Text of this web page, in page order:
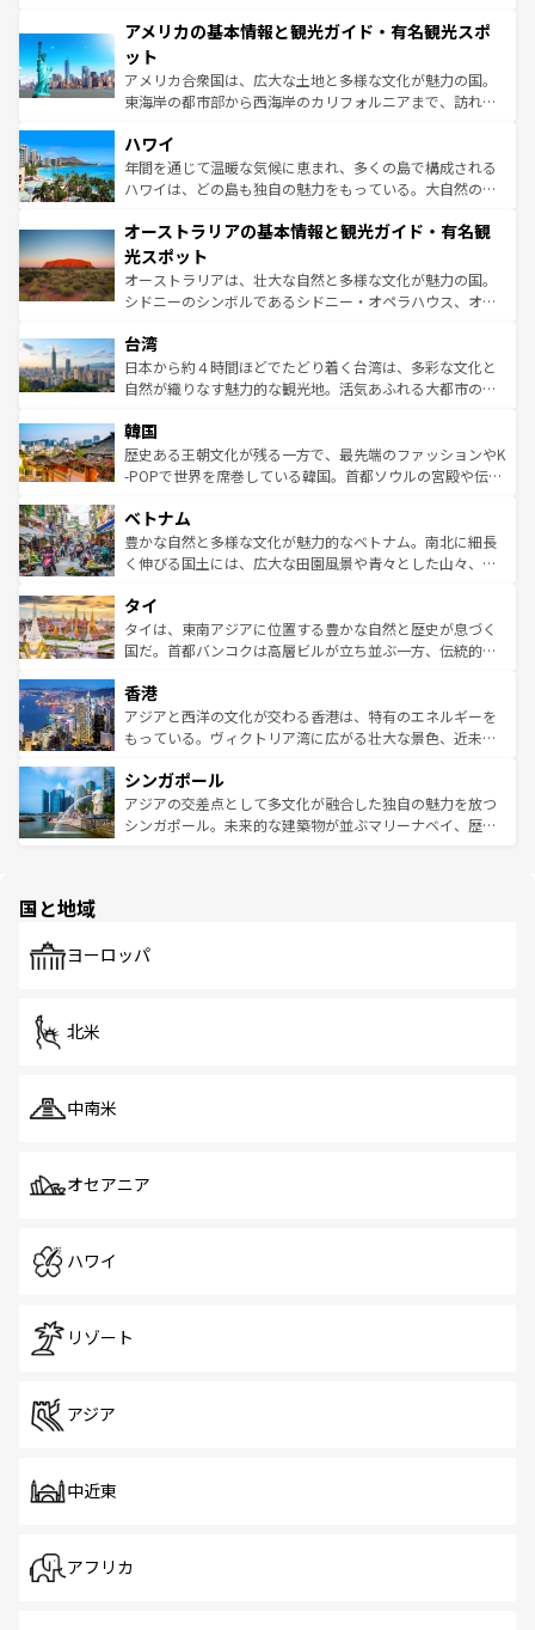
ンツ一覧を参照してほしい。
の建物がそのまま残る町や、スイスならではのユニークな
博物館もあり、アルプス観光だけでなく町歩きも満喫する
ことができる。国民の所得が高いため物価も高いが、旅行
者向けの交通パス提供のサービスもあり、うまく活用すれ
着のスイス情報は
アメリカの基本情報と観光ガイド・有名観光スポ
ット
アメリカ合衆国は、広大な土地と多様な文化が魅力の国。
東海岸の都市部から西海岸のカリフォルニアまで、訪れる
のような巨大都市は、観光、ショッピング、エンターテイ
ンメントが詰まった刺激的なスポットだ。一方、アメリカ
西部には大自然が広がり、グランドキャニオンやイエロー
部のニューオーリンズでは、音楽と美食が融合した独特の
文化が魅力。旅行者はアメリカの各地域で異なる魅力を楽
しみながら、その多様性と豊かな歴史を感じることができ
るだろう。車でのロードトリップや列車の旅も、アメリカ
情報は
ハワイ
年間を通じて温暖な気候に恵まれ、多くの島で構成される
ハワイは、どの島も独自の魅力をもっている。大自然の神
ワイ島は見逃せない。また、定番の観光地といえばオアフ
島だが、静かな自然を求めるならマウイ島やカウアイ島が
おすすめ。エメラルドグリーンに輝く海をはじめ、豊かな
文化や歴史が息づいている。「アロハスピリット」と呼ば
人々、おいしいローカルフードやハワイアンミュージッ
ク、伝統的なフラダンスなど、すべてがハワイの魅力を彩
っている。訪れるたびに新しい発見と感動が待っているハ
はコンテンツ一覧
オーストラリアの基本情報と観光ガイド・有名観
光スポット
オーストラリアは、壮大な自然と多様な文化が魅力の国。
シドニーのシンボルであるシドニー・オペラハウス、オー
リアリーフや大陸中央部にそびえるウルル（エアーズロッ
ク）、タスマニアの美しい原生林やケアンズの熱帯雨林な
ど、見どころがたくさん。また、カフェやワイン、オージ
いる。アクティビティも充実しており、サーフィンやダイ
ビング、ハイキングなど、アウトドア好きにはたまらな
い。オーストラリアの多彩な魅力を存分に味わいつくそ
参照してほしい。
台湾
日本から約４時間ほどでたどり着く台湾は、多彩な文化と
自然が織りなす魅力的な観光地。活気あふれる大都市の台
ン）、静ひつな山岳地帯である台湾東部など、都市の喧騒
と山間の静けさが共存しており、訪れる人に新しい発見と
驚きをもたらしてくれる。また、奥深い台湾の食文化も魅
容にもいいと評判のスイーツなど、バラエティ豊かな料理
が味わえる。 なお、新着の台湾情報は コンテンツ一覧を参
照してほしい。
韓国
歴史ある王朝文化が残る一方で、最先端のファッションやK
-POPで世界を席巻している韓国。首都ソウルの宮殿や伝統
き、地方に足を延ばせば四季折々の自然美を楽しむことが
できる。そして、キムチや焼肉、絶品のストリートフード
まで、さまざまな韓国料理が待っている。夜には、韓国な
リティに包まれながら、韓国の多彩な魅力を心ゆくまで味
わってみてほしい。 なお、新着の韓国情報はコンテンツ一
覧を参照してほしい。
ベトナム
豊かな自然と多様な文化が魅力的なベトナム。南北に細長
く伸びる国土には、広大な田園風景や青々とした山々、世
急速な発展と共に伝統が息づく。ハノイの古い町並みやホ
ーチミン市のフランス統治時代の建物も、独特の雰囲気を
醸し出している。また、バラエティの豊かさとおいしさで
とつ。フォーやバインミー、ベトナムコーヒーなどは、ぜ
ひ現地で味わいたい。どの地域を訪れてもあたたかい人々
が旅行者を迎えてくれるので、きっと忘れられない旅にな
参照してほしい。
タイ
タイは、東南アジアに位置する豊かな自然と歴史が息づく
国だ。首都バンコクは高層ビルが立ち並ぶ一方、伝統的な
の活気が交差している。北部ではチェンマイなどの山岳地
帯で自然と触れ合い、南部ではプーケットやクラビの美し
いビーチでリゾート気分を楽しむことができる。タイ料理
激する。気候は一年中温暖で、どの季節にも異なる楽しみ
が待っている。親しみやすいタイの人々、仏教を中心とし
た文化、そして多様な観光資源が、訪れる旅人を魅了し続
香港
アジアと西洋の文化が交わる香港は、特有のエネルギーを
もっている。ヴィクトリア湾に広がる壮大な景色、近未来
み、どこを訪れても感動するはず。観光スポットが密集し
ており、効率よく見どころを回れるのも魅力。息をのむよ
うな絶景から文化的な体験まで、香港を存分に楽しみ尽く
シンガポール
アジアの交差点として多文化が融合した独自の魅力を放つ
シンガポール。未来的な建築物が並ぶマリーナベイ、歴史
で、ホーカーズは地元の風情を楽しめる外せないスポット
国と地域
ヨーロッパ
北米
中南米
オセアニア
ハワイ
リゾート
アジア
中近東
アフリカ